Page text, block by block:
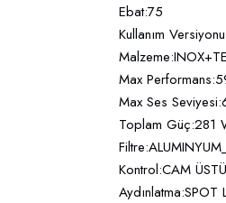
Ebat:75
Kullanım
Max
Max Ses
Toplam Güç:281
Kontrol:CAM